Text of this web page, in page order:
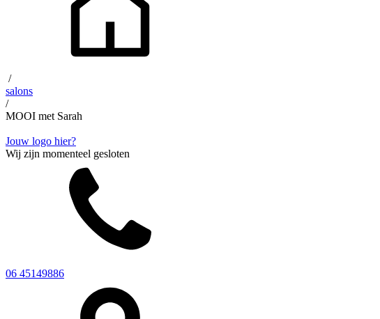
/
salons
/
MOOI met Sarah
Jouw logo hier?
Wij zijn momenteel gesloten
06 45149886